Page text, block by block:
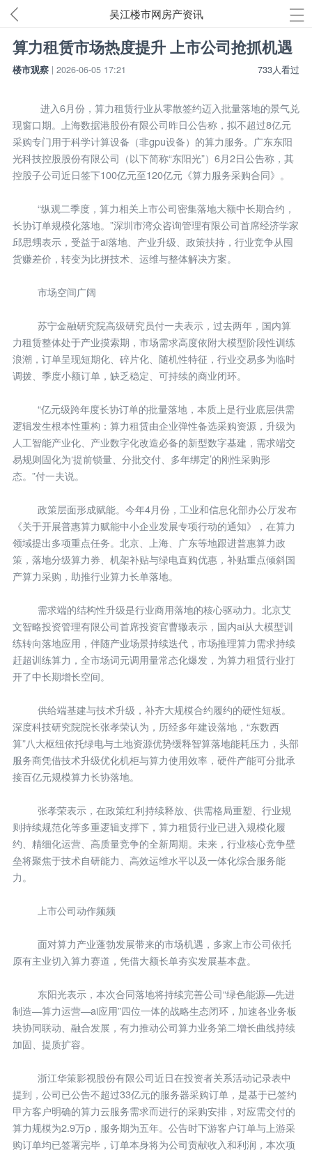
吴江楼市网房产资讯
算力租赁市场热度提升 上市公司抢抓机遇
733人看过
楼市观察 | 2026-06-05 17:21
进入6月份，算力租赁行业从零散签约迈入批量落地的景气兑
现窗口期。上海数据港股份有限公司昨日公告称，拟不超过8亿元
采购专门用于科学计算设备（非gpu设备）的算力服务。广东东阳
光科技控股股份有限公司（以下简称“东阳光”）6月2日公告称，其
控股子公司近日签下100亿元至120亿元《算力服务采购合同》。
“纵观二季度，算力相关上市公司密集落地大额中长期合约，
长协订单规模化落地。”深圳市湾众咨询管理有限公司首席经济学家
邱思甥表示，受益于ai落地、产业升级、政策扶持，行业竞争从囤
货赚差价，转变为比拼技术、运维与整体解决方案。
市场空间广阔
苏宁金融研究院高级研究员付一夫表示，过去两年，国内算
力租赁整体处于产业摸索期，市场需求高度依附大模型阶段性训练
浪潮，订单呈现短期化、碎片化、随机性特征，行业交易多为临时
调拨、季度小额订单，缺乏稳定、可持续的商业闭环。
“亿元级跨年度长协订单的批量落地，本质上是行业底层供需
逻辑发生根本性重构：算力租赁由企业弹性备选采购资源，升级为
人工智能产业化、产业数字化改造必备的新型数字基建，需求端交
易规则固化为‘提前锁量、分批交付、多年绑定’的刚性采购形
态。”付一夫说。
政策层面形成赋能。今年4月份，工业和信息化部办公厅发布
《关于开展普惠算力赋能中小企业发展专项行动的通知》，在算力
领域提出多项重点任务。北京、上海、广东等地跟进普惠算力政
策，落地分级算力券、机架补贴与绿电直购优惠，补贴重点倾斜国
产算力采购，助推行业算力长单落地。
需求端的结构性升级是行业商用落地的核心驱动力。北京艾
文智略投资管理有限公司首席投资官曹辙表示，国内ai从大模型训
练转向落地应用，伴随产业场景持续迭代，市场推理算力需求持续
赶超训练算力，全市场词元调用量常态化爆发，为算力租赁行业打
开了中长期增长空间。
供给端基建与技术升级，补齐大规模合约履约的硬性短板。
深度科技研究院院长张孝荣认为，历经多年建设落地，“东数西
算”八大枢纽依托绿电与土地资源优势缓释智算落地能耗压力，头部
服务商凭借技术升级优化机柜与算力使用效率，硬件产能可分批承
接百亿元规模算力长协落地。
张孝荣表示，在政策红利持续释放、供需格局重塑、行业规
则持续规范化等多重逻辑支撑下，算力租赁行业已进入规模化履
约、精细化运营、高质量竞争的全新周期。未来，行业核心竞争壁
垒将聚焦于技术自研能力、高效运维水平以及一体化综合服务能
力。
上市公司动作频频
面对算力产业蓬勃发展带来的市场机遇，多家上市公司依托
原有主业切入算力赛道，凭借大额长单夯实发展基本盘。
东阳光表示，本次合同落地将持续完善公司“绿色能源—先进
制造—算力运营—ai应用”四位一体的战略生态闭环，加速各业务板
块协同联动、融合发展，有力推动公司算力业务第二增长曲线持续
加固、提质扩容。
浙江华策影视股份有限公司近日在投资者关系活动记录表中
提到，公司已公告不超过33亿元的服务器采购订单，是基于已签约
甲方客户明确的算力云服务需求而进行的采购安排，对应需交付的
算力规模为2.9万p，服务期为五年。公告时下游客户订单与上游采
购订单均已签署完毕，订单本身将为公司贡献收入和利润，本次项